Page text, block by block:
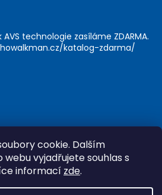
cookie. Dalším
vyjadřujete souhlas s
informací zde.
technologie zasíláme ZDARMA.
katalog-zdarma/